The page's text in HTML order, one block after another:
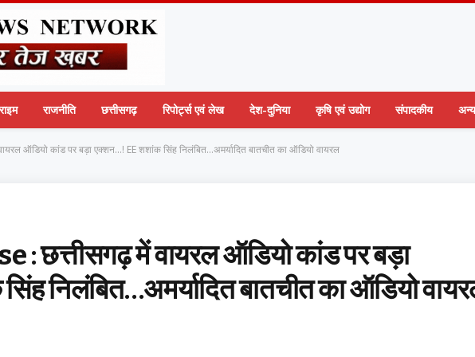
राजनीति छत्तीसगढ़ रिपोर्ट्स एवं लेख देश-दुनिया कृषि एवं उद्योग संपादकीय अन्य
ऑडियो कांड पर बड़ा एक्शन…! EE शशांक सिंह निलंबित…अमर्यादित बातचीत का ऑडियो वायरल
छत्तीसगढ़ में वायरल ऑडियो कांड पर बड़ा
निलंबित…अमर्यादित बातचीत का ऑडियो